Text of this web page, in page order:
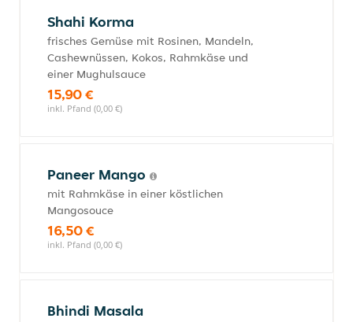
Shahi Korma
frisches Gemüse mit Rosinen, Mandeln,
Cashewnüssen, Kokos, Rahmkäse und
einer Mughulsauce
15,90 €
inkl. Pfand (0,00 €)
Paneer Mango
mit Rahmkäse in einer köstlichen
Mangosouce
16,50 €
inkl. Pfand (0,00 €)
Bhindi Masala